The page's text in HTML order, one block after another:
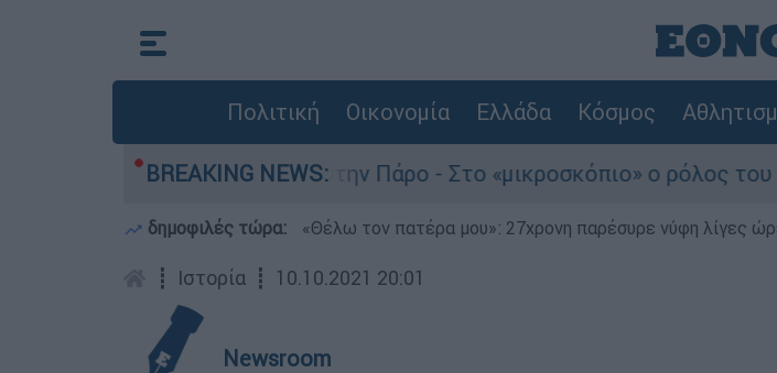
Πολιτική Οικονομία Ελλάδα Κόσμος
BREAKING NEWS:
του 4χρονου στην Πάρο - Στο «μικροσκόπιο» ο ρόλος του
δημοφιλές τώρα: «Θέλω τον πατέρα μου»: 27χρονη παρέσυρε νύφη λίγες
┋ Ιστορία ┋ 10.10.2021 20:01
Newsroom